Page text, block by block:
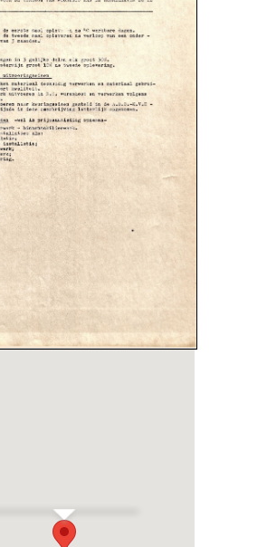
Harlingen
Rommelhaven 28